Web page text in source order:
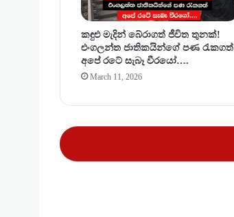
න
ගි
ය
ක
ත
ට
ණ
කඳුළු මැදින් බේරාගත් ජීවිත තුනක්!
එංගලන්ත ජාතිකයින්ගේ පණ රැකගත්
අපේ රටේ සැබෑ වීරයෝ….
March 11, 2026